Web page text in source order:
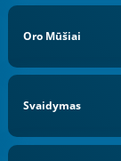
Oro Mūšiai
Svaidymas